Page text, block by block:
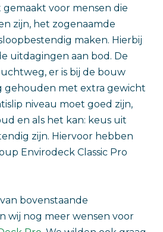
voor mensen die
zijn, het zogenaamde
maken. Hierbij
uitdagingen aan bod. De
er is bij de bouw
gehouden met extra gewicht
niveau moet goed zijn,
en als het kan: keus uit
zijn. Hiervoor hebben
Envirodeck Classic Pro
bovenstaande
wij nog meer wensen voor